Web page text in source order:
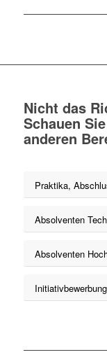
Nicht das
Schauen
anderen
Praktika,
Absolventen
Absolventen
Initiativbewerbung